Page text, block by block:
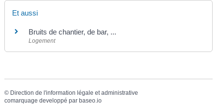
Et aussi
Bruits de chantier, de bar, ...
Logement
© Direction de l'information légale et administrative
comarquage developpé par baseo.io